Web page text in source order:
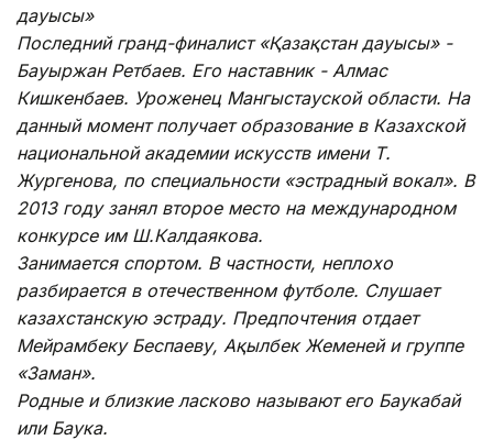
дауысы»
Последний гранд-финалист «Қазақстан дауысы» -
Бауыржан Ретбаев. Его наставник - Алмас
Кишкенбаев. Уроженец Мангыстауской области. На
данный момент получает образование в Казахской
национальной академии искусств имени Т.
Жургенова, по специальности «эстрадный вокал». В
2013 году занял второе место на международном
конкурсе им Ш.Калдаякова.
Занимается спортом. В частности, неплохо
разбирается в отечественном футболе. Слушает
казахстанскую эстраду. Предпочтения отдает
Мейрамбеку Беспаеву, Ақылбек Жеменей и группе
«Заман».
Родные и близкие ласково называют его Баукабай
или Баука.